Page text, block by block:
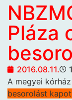
Pláza
2016.08.11.
A megyei
besorolást